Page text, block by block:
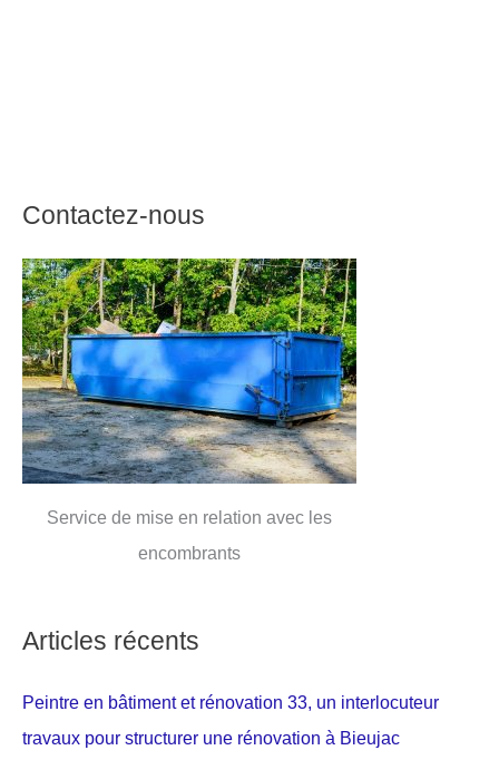
Contactez-nous
Service de mise en relation avec les
encombrants
Articles récents
Peintre en bâtiment et rénovation 33, un interlocuteur
travaux pour structurer une rénovation à Bieujac